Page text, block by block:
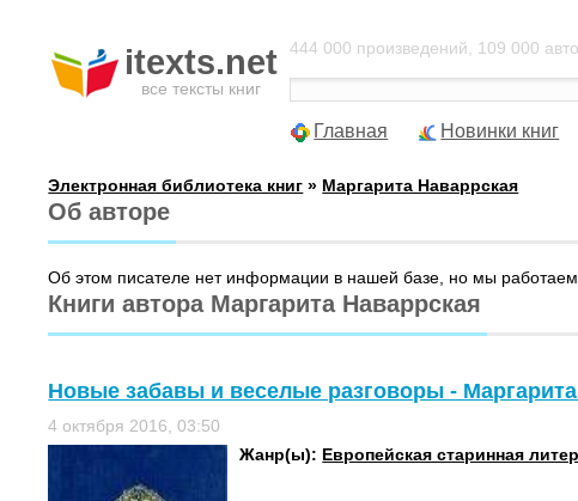
itexts.net
все тексты книг
444 000 произведений, 109 000
Главная Новинки книг
Электронная библиотека книг » Маргарита Наваррская
Об авторе
Об этом писателе нет информации в нашей базе, но мы работаем
Книги автора Маргарита Наваррская
Новые забавы и веселые разговоры -
4 октября 2016, 03:50
Жанр(ы): Европейская старинная